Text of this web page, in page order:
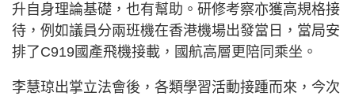
升自身理論基礎，也有幫助。研修考察亦獲高規格接
待，例如議員分兩班機在香港機場出發當日，當局安
排了C919國產飛機接載，國航高層更陪同乘坐。
李慧琼出掌立法會後，各類學習活動接踵而來，今次